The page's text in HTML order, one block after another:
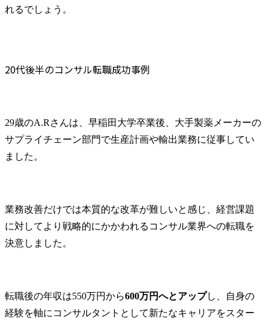
れるでしょう。
20代後半のコンサル転職成功事例
29歳のA.Rさんは、早稲田大学卒業後、大手製薬メーカーの
サプライチェーン部門で生産計画や輸出業務に従事してい
ました。
業務改善だけでは本質的な改革が難しいと感じ、経営課題
に対してより戦略的にかかわれるコンサル業界への転職を
決意しました。
転職後の年収は550万円から600万円へとアップし、自身の
経験を軸にコンサルタントとして新たなキャリアをスター